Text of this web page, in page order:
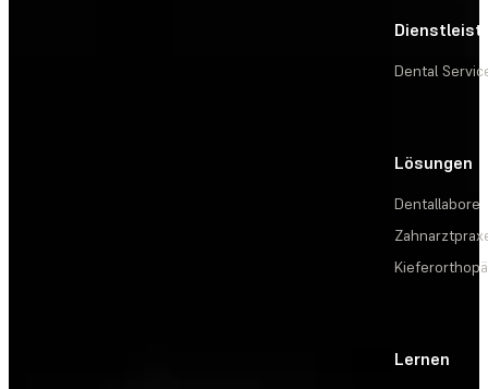
Dental
Lösungen
Dentallabore
Lernen